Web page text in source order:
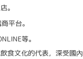
。
平台。
等。
食文化的代表，深受國內